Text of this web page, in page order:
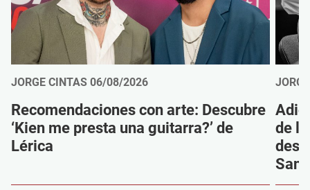
JORGE CINTAS 06/08/2026
Recomendaciones con arte: Descubre
‘Kien me presta una guitarra?’ de
Lérica
de
Sanz